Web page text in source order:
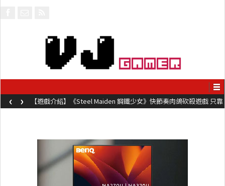
【遊戲介紹】《Steel Maiden 鋼鐵少女》快節奏肉鴿砍殺遊戲 只靠
兩鍵操作動作極致流暢試玩上架中
‹ ›